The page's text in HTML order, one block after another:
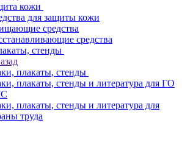
кожи
для защиты кожи
средства
средства
стенды
плакаты, стенды
плакаты, стенды и литература для ГО
плакаты, стенды и литература для
труда